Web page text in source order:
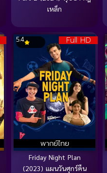
เหล็ก
Full HD
พากย์ไทย
5.4
Friday Night Plan
(2023) แผนวันศุกร์คืน